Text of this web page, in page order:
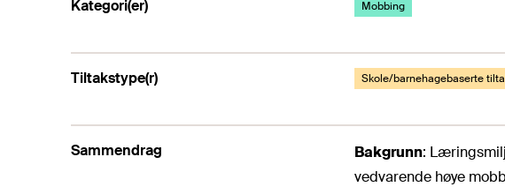
Kategori(er) Mobbing
Tiltakstype(r) Skole/barnehagebaserte
Sammendrag Bakgrunn:
vedvarende høye